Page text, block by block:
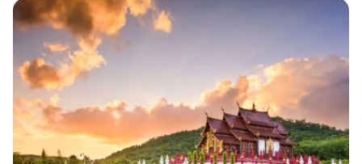
Kontynuuj z Facebookiem
Kontynuuj z e-mailem